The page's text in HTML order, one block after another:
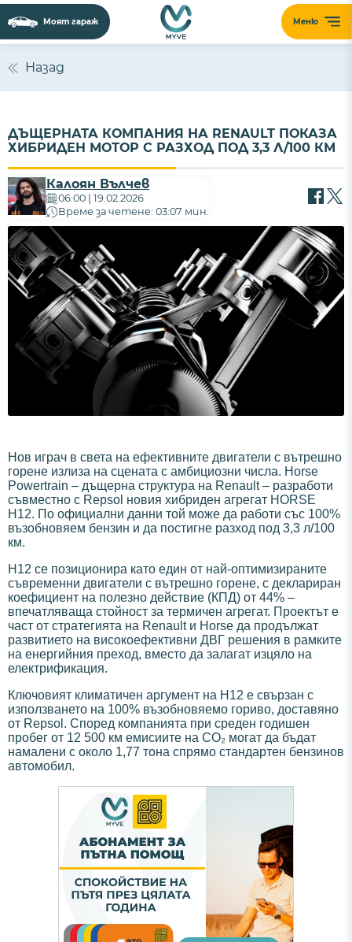
Меню
Моят гараж
Назад
ДЪЩЕРНАТА КОМПАНИЯ НА RENAULT ПОКАЗА
ХИБРИДЕН МОТОР С РАЗХОД ПОД 3,3 Л/100 КМ
Калоян Вълчев
06:00 | 19.02.2026
Време за четене: 03:07 мин.
Нов играч в света на ефективните двигатели с вътрешно
горене излиза на сцената с амбициозни числа. Horse
Powertrain – дъщерна структура на Renault – разработи
съвместно с Repsol новия хибриден агрегат HORSE
H12. По официални данни той може да работи със 100%
възобновяем бензин и да постигне разход под 3,3 л/100
км.
H12 се позиционира като един от най-оптимизираните
съвременни двигатели с вътрешно горене, с деклариран
коефициент на полезно действие (КПД) от 44% –
впечатляваща стойност за термичен агрегат. Проектът е
част от стратегията на Renault и Horse да продължат
развитието на високоефективни ДВГ решения в рамките
на енергийния преход, вместо да залагат изцяло на
електрификация.
Ключовият климатичен аргумент на H12 е свързан с
използването на 100% възобновяемо гориво, доставяно
от Repsol. Според компанията при среден годишен
пробег от 12 500 км емисиите на CO₂ могат да бъдат
намалени с около 1,77 тона спрямо стандартен бензинов
автомобил.